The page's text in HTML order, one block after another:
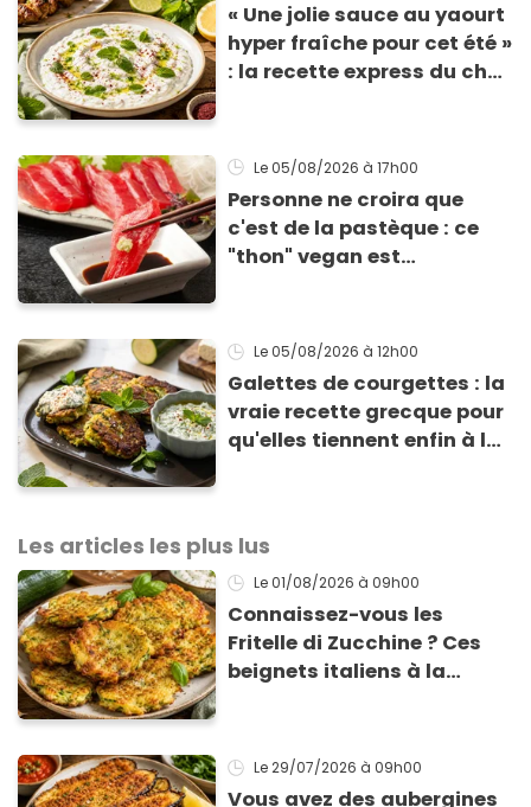
« Une jolie sauce au yaourt
hyper fraîche pour cet été »
: la recette express du chef
grillades
Le 05/08/2026 à 17h00
Personne ne croira que
c'est de la pastèque : ce
"thon" vegan est
Le 05/08/2026 à 12h00
Galettes de courgettes : la
vraie recette grecque pour
qu'elles tiennent enfin à la
Les articles les plus lus
Le 01/08/2026 à 09h00
Connaissez-vous les
Fritelle di Zucchine ? Ces
beignets italiens à la
Le 29/07/2026 à 09h00
Vous avez des aubergines